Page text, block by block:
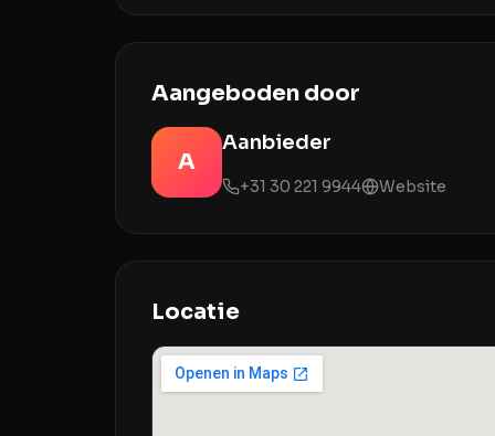
Aangeboden door
A
Aanbieder
+31 30 221 9944 Website
Locatie